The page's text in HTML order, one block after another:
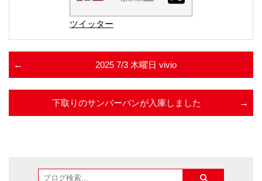
ツイッター
2025 7/3 木曜日 vivio
下取りのサンバーバンが入庫しました